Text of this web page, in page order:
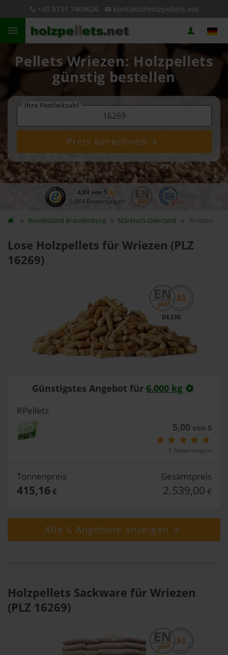
+49 8731 7409626 kontakt@holzpellets.net
Pellets Wriezen: Holzpellets
günstig bestellen
Ihre Postleitzahl
Preis berechnen
4,93 von 5
5.084 Bewertungen
Bundesland Brandenburg Märkisch-Oderland Wriezen
Lose Holzpellets für Wriezen (PLZ
16269)
DE330
Günstigstes Angebot für 6.000 kg
RPellets
5,00 von 5
5 Bewertungen
Tonnenpreis
415,16 €
Gesamtpreis
2.539,00 €
Alle 6 Angebote anzeigen
Holzpellets Sackware für Wriezen
(PLZ 16269)